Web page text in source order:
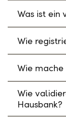
Was ist ein
Wie
Wie mache
Wie
Hausbank?